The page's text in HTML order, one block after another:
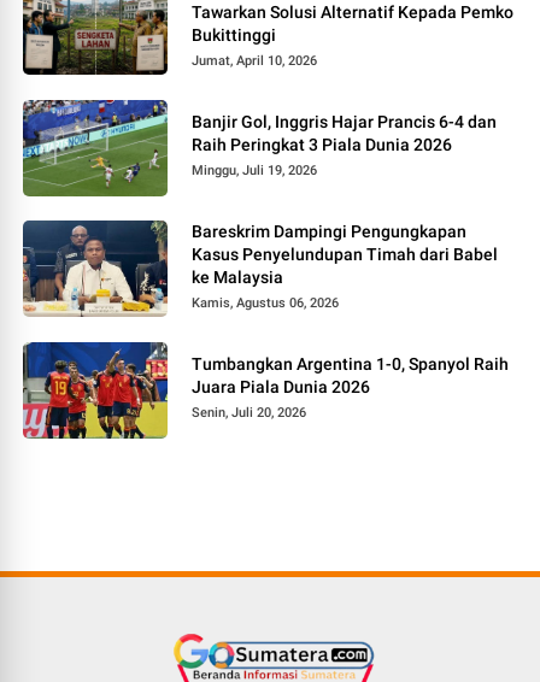
Tawarkan Solusi Alternatif Kepada Pemko
Bukittinggi
Jumat, April 10, 2026
Banjir Gol, Inggris Hajar Prancis 6-4 dan
Raih Peringkat 3 Piala Dunia 2026
Minggu, Juli 19, 2026
Bareskrim Dampingi Pengungkapan
Kasus Penyelundupan Timah dari Babel
ke Malaysia
Kamis, Agustus 06, 2026
Tumbangkan Argentina 1-0, Spanyol Raih
Juara Piala Dunia 2026
Senin, Juli 20, 2026